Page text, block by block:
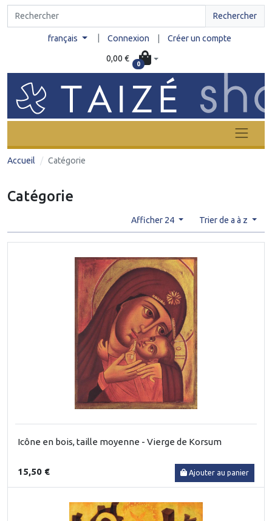
Rechercher
français Connexion Créer un compte
0,00 €
0
Accueil Catégorie
Catégorie
Afficher 24 Trier de a à z
Icône en bois, taille moyenne - Vierge de Korsum
15,50 € Ajouter au panier